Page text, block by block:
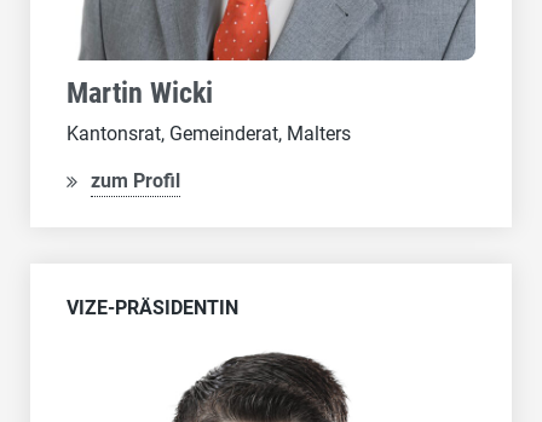
Martin Wicki
Kantonsrat, Gemeinderat, Malters
zum Profil
VIZE-PRÄSIDENTIN